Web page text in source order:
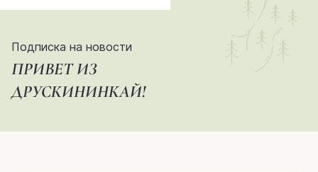
Подписка на новости
ПРИВЕТ ИЗ
ДРУСКИНИНКАЙ!